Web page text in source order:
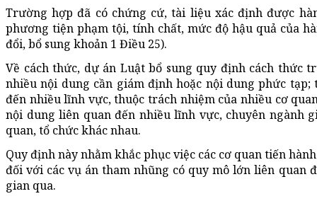
Trường hợp đã có chứng cứ, tài liệu xác định được
phương tiện phạm tội, tính chất, mức độ hậu quả của
đổi, bổ sung khoản 1 Điều 25).
Về cách thức, dự án Luật bổ sung quy định cách
nhiều nội dung cần giám định hoặc nội dung phức
đến nhiều lĩnh vực, thuộc trách nhiệm của nhiều cơ
nội dung liên quan đến nhiều lĩnh vực, chuyên ngành
quan, tổ chức khác nhau.
Quy định này nhằm khắc phục việc các cơ quan tiến
đối với các vụ án tham nhũng có quy mô lớn liên quan
gian qua.